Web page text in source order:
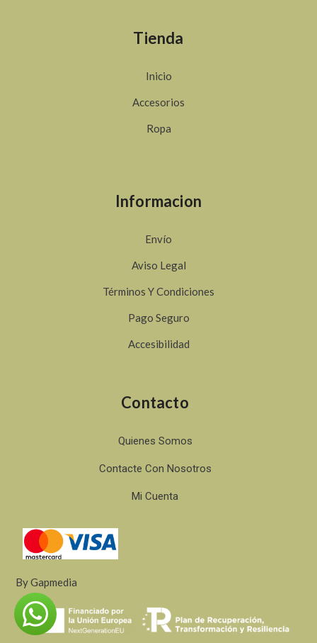
Tienda
Inicio
Accesorios
Ropa
Informacion
Envío
Aviso Legal
Términos Y Condiciones
Pago Seguro
Accesibilidad
Contacto
Quienes Somos
Contacte Con Nosotros
Mi Cuenta
ByGapmedia